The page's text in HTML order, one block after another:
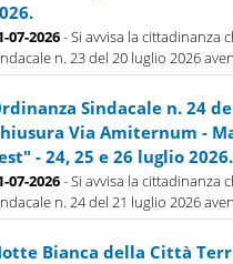
07-2026- Si avvisa la cittadinanza
n. 23 del 20 luglio 2026
Sindacale n. 24
Via Amiternum -
- 24, 25 e 26 luglio 2026.
07-2026- Si avvisa la cittadinanza
n. 24 del 21 luglio 2026
Bianca della Città